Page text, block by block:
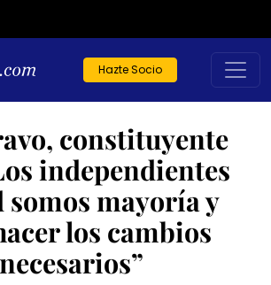
Hazte Socio
constituyente
independientes
somos mayoría y
los cambios